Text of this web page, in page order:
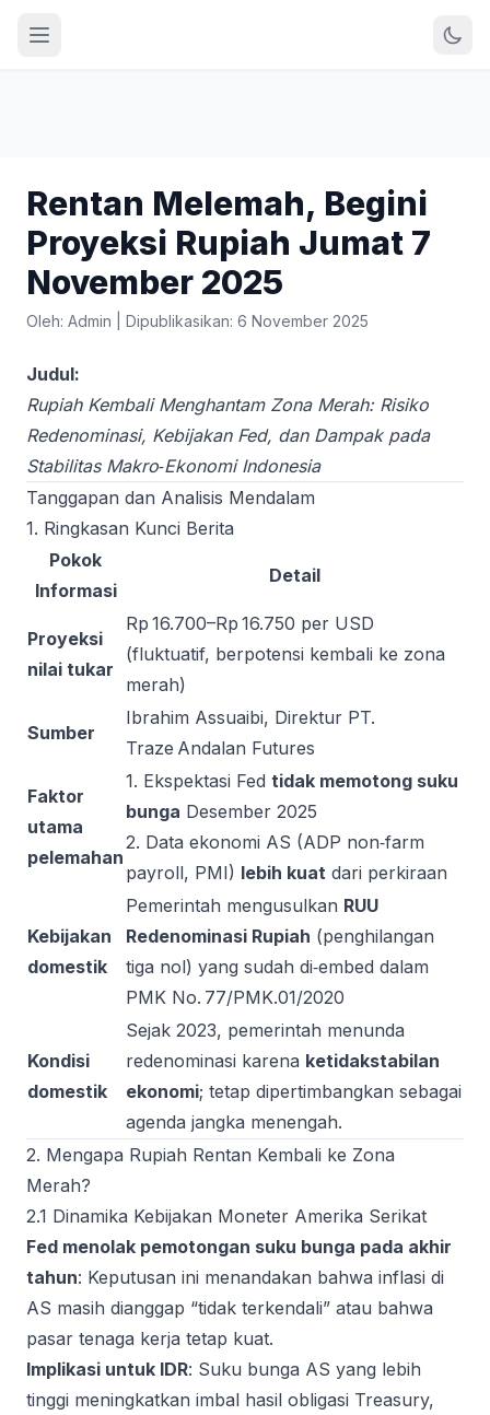
Rentan Melemah, Begini
Proyeksi Rupiah Jumat 7
November 2025
Oleh: Admin Dipublikasikan: 6 November 2025
Judul:
Rupiah Kembali Menghantam Zona Merah: Risiko
Redenominasi, Kebijakan Fed, dan Dampak pada
Stabilitas Makro‑Ekonomi Indonesia
Tanggapan dan Analisis Mendalam
1. Ringkasan Kunci Berita
Pokok
Informasi
Detail
Proyeksi
nilai tukar
Rp 16.700–Rp 16.750 per USD
(fluktuatif, berpotensi kembali ke zona
merah)
Sumber
Ibrahim Assuaibi, Direktur PT.
Traze Andalan Futures
Faktor
utama
pelemahan
1. Ekspektasi Fed tidak memotong suku
bunga Desember 2025
2. Data ekonomi AS (ADP non‑farm
payroll, PMI) lebih kuat dari perkiraan
Kebijakan
domestik
Pemerintah mengusulkan RUU
Redenominasi Rupiah (penghilangan
tiga nol) yang sudah di‑embed dalam
PMK No. 77/PMK.01/2020
Kondisi
domestik
Sejak 2023, pemerintah menunda
redenominasi karena ketidakstabilan
ekonomi; tetap dipertimbangkan sebagai
agenda jangka menengah.
2. Mengapa Rupiah Rentan Kembali ke Zona
Merah?
2.1 Dinamika Kebijakan Moneter Amerika Serikat
Fed menolak pemotongan suku bunga pada akhir
tahun: Keputusan ini menandakan bahwa inflasi di
AS masih dianggap “tidak terkendali” atau bahwa
pasar tenaga kerja tetap kuat.
Implikasi untuk IDR: Suku bunga AS yang lebih
tinggi meningkatkan imbal hasil obligasi Treasury,